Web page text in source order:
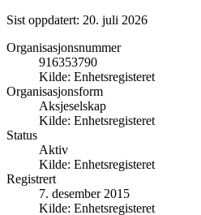
Sist oppdatert: 20. juli 2026
Organisasjonsnummer
916353790
Kilde: Enhetsregisteret
Organisasjonsform
Aksjeselskap
Kilde: Enhetsregisteret
Status
Aktiv
Kilde: Enhetsregisteret
Registrert
7. desember 2015
Kilde: Enhetsregisteret